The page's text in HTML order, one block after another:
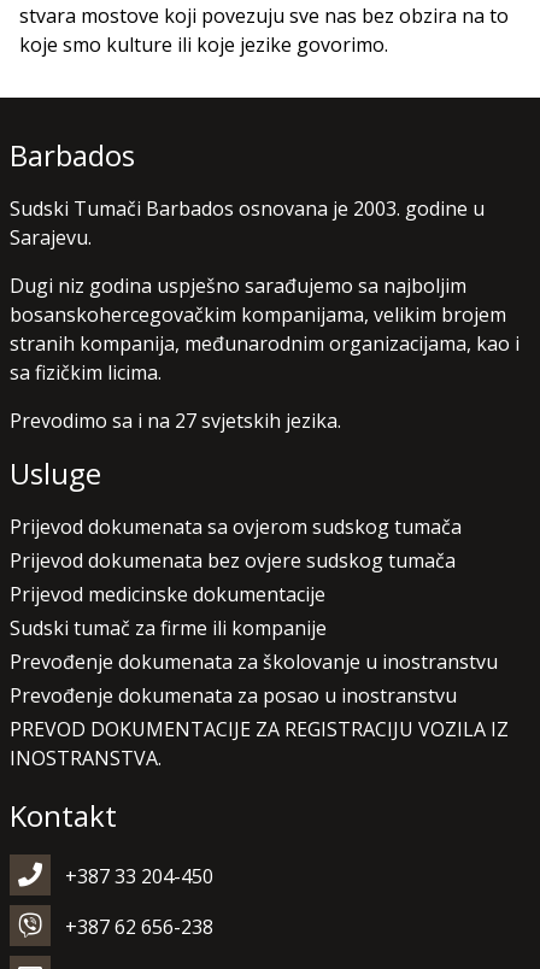
stvara mostove koji povezuju sve nas bez obzira na to
koje smo kulture ili koje jezike govorimo.
Barbados
Sudski Tumači Barbados osnovana je 2003. godine u
Sarajevu.
Dugi niz godina uspješno sarađujemo sa najboljim
bosanskohercegovačkim kompanijama, velikim brojem
stranih kompanija, međunarodnim organizacijama, kao i
sa fizičkim licima.
Prevodimo sa i na 27 svjetskih jezika.
Usluge
Prijevod dokumenata sa ovjerom sudskog tumača
Prijevod dokumenata bez ovjere sudskog tumača
Prijevod medicinske dokumentacije
Sudski tumač za firme ili kompanije
Prevođenje dokumenata za školovanje u inostranstvu
Prevođenje dokumenata za posao u inostranstvu
PREVOD DOKUMENTACIJE ZA REGISTRACIJU VOZILA IZ
INOSTRANSTVA.
Kontakt
+387 33 204-450
+387 62 656-238